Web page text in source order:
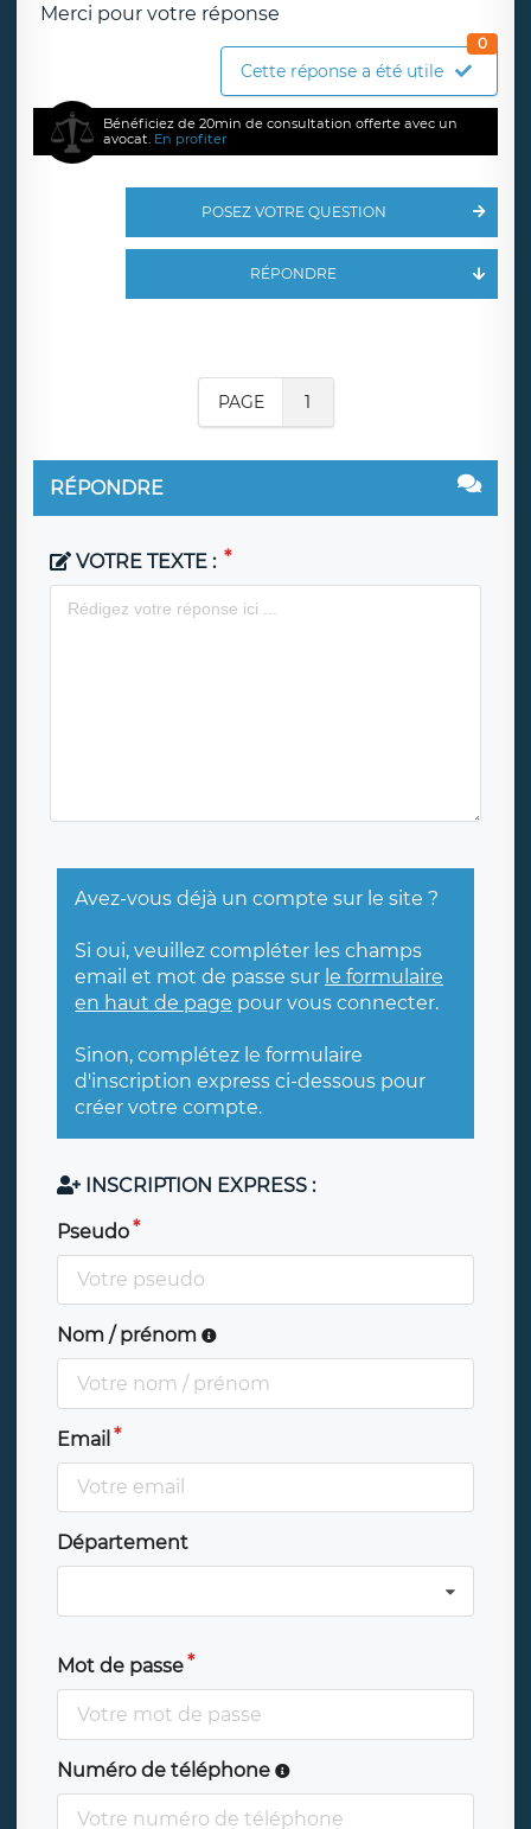
Merci pour votre réponse
Cette réponse a été utile
0
Bénéficiez de 20min de consultation offerte avec un
avocat. En profiter
POSEZ VOTRE QUESTION
RÉPONDRE
PAGE 1
RÉPONDRE
VOTRE TEXTE :
Avez-vous déjà un compte sur le site ?
Si oui, veuillez compléter les champs
email et mot de passe sur le formulaire
en haut de page pour vous connecter.
Sinon, complétez le formulaire
d'inscription express ci-dessous pour
créer votre compte.
INSCRIPTION EXPRESS :
Pseudo
Nom / prénom
Email
Département
Mot de passe
Numéro de téléphone